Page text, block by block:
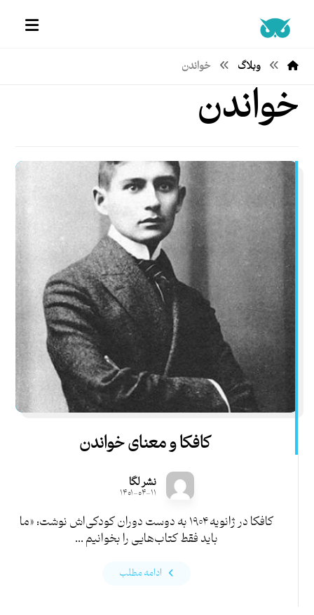
وبلاگ خواندن
خواندن
کافکا و معنای خواندن
نشر لگا
۱۴۰۱-۰۴-۱۱
کافکا در ژانویه ۱۹۰۴ به دوست دوران کودکی‌اش نوشت: «ما
باید فقط کتاب‌هایی را بخوانیم ...
ادامه مطلب